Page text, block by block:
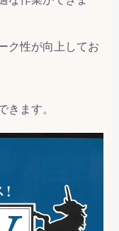
ク性が向上してお
きます。